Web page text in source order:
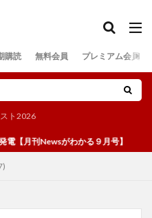
購読 無料会員 プレミアム会員
ト2026
【月刊Newsがわかる９月号】